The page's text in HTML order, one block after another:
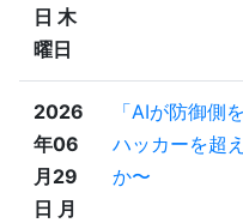
日 木
曜日
2026
年06
月29
日 月
「AIが防御
ハッカーを超
か〜